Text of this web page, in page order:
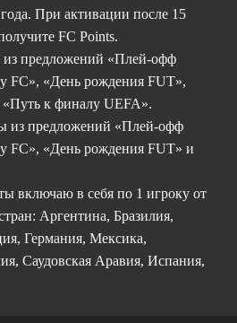
При активации после 15
FC Points.
предложений «Плей-офф
FC», «День рождения FUT»,
к финалу UEFA».
из предложений «Плей-офф
FC», «День рождения FUT» и
включаю в себя по 1 игроку от
Аргентина, Бразилия,
Германия, Мексика,
Саудовская Аравия, Испания,